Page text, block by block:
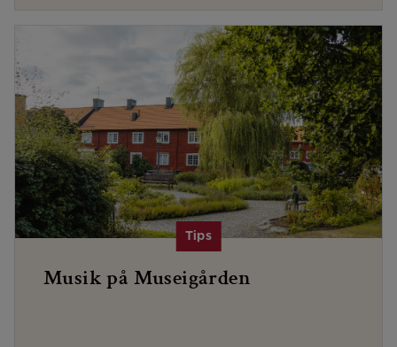
Musik på Museigården